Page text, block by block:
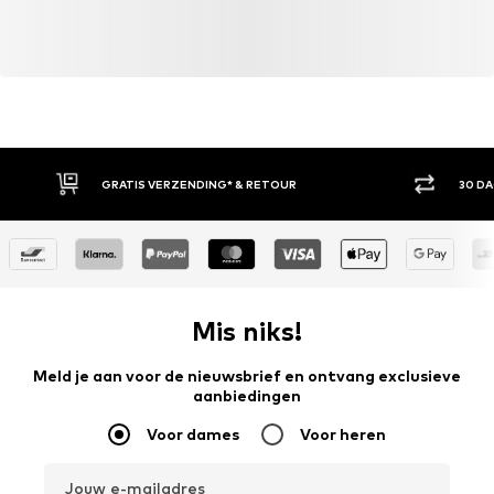
GRATIS VERZENDING* & RETOUR 30
Mis niks!
Meld je aan voor de nieuwsbrief en ontvang exclusieve
aanbiedingen
Voor dames Voor heren
Jouw e-mailadres